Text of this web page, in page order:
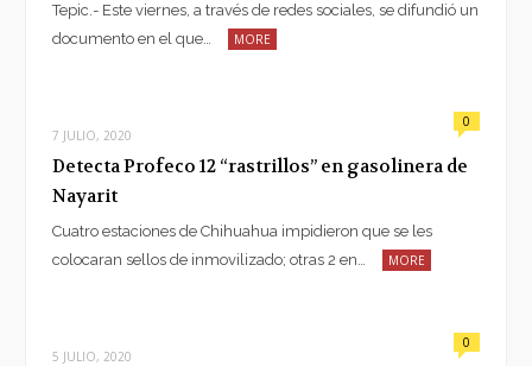
Tepic.- Este viernes, a través de redes sociales, se difundió un
documento en el que…
MORE
7 JULIO, 2020
0
Detecta Profeco 12 “rastrillos” en gasolinera de
Nayarit
Cuatro estaciones de Chihuahua impidieron que se les
colocaran sellos de inmovilizado; otras 2 en…
MORE
5 JULIO, 2020
0